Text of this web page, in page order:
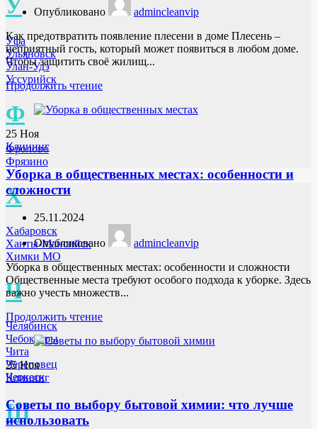
У
Уфа
Ульяновск
Улан-Удэ
Уссурийск
Ф
Фролово
Фрязино
Х
Хабаровск
Ханты-Мансийск
Химки МО
Ч
Челябинск
Чебоксары
Чита
Череповец
Черкеск
Щ
Опубликовано
admincleanvip
Как предотвратить появление плесени в доме Плесень –
неприятный гость, который может появиться в любом доме.
Чтобы защитить своё жилищ...
Продолжить чтение
25 Ноя
Клининг
Уборка в общественных местах: особенности и
сложности
25.11.2024
Опубликовано
admincleanvip
Уборка в общественных местах: особенности и сложности
Общественные места требуют особого подхода к уборке. Здесь
важно учесть множеств...
Продолжить чтение
25Ноя
Клининг
Советы по выбору бытовой химии: что лучше
использовать